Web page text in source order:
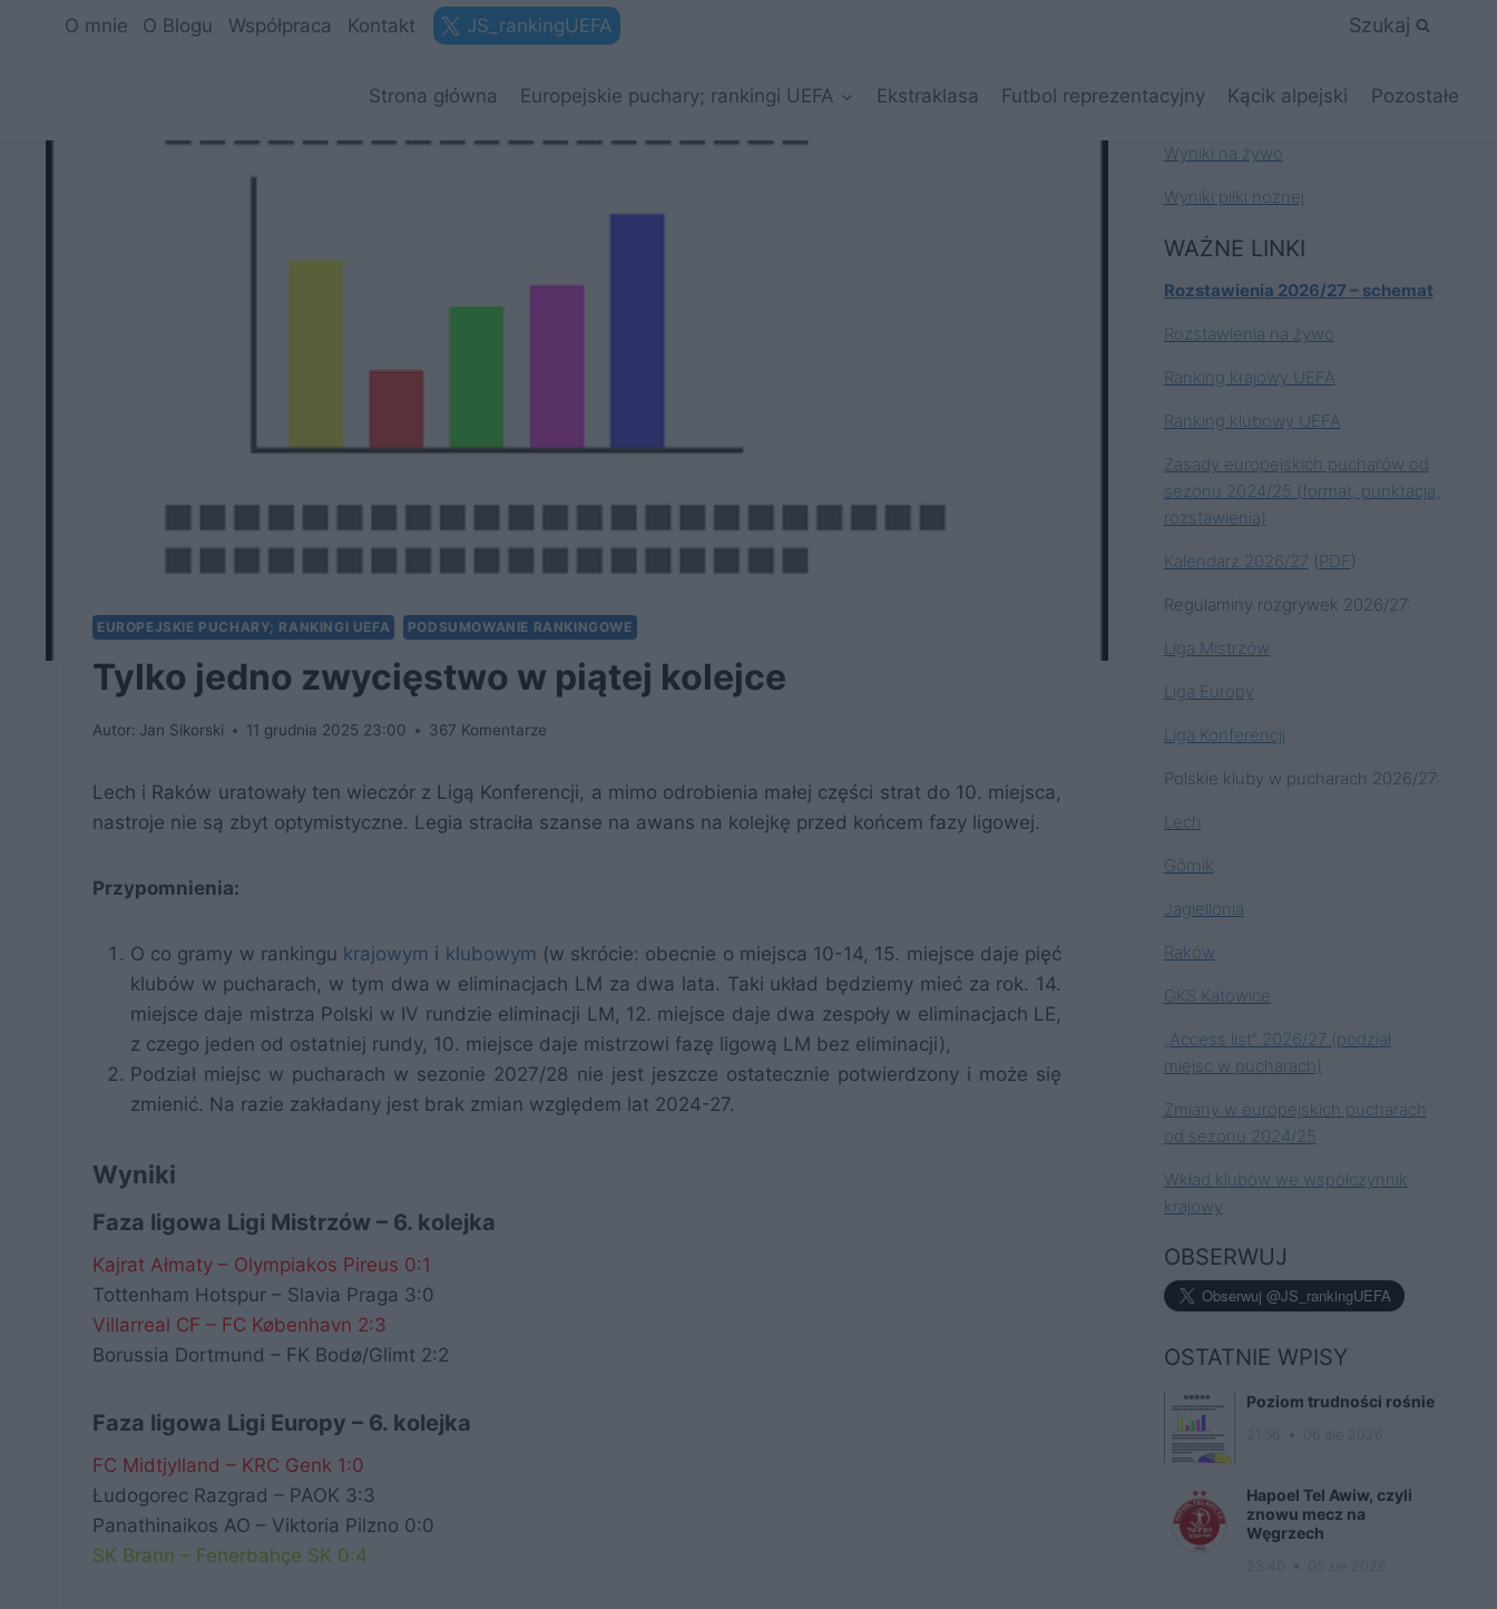
O mnie O Blogu Współpraca Kontakt JS_rankingUEFA Szukaj
Strona główna Europejskie puchary; rankingi UEFA Ekstraklasa Futbol reprezentacyjny Kącik alpejski Pozostałe
EUROPEJSKIE PUCHARY; RANKINGI UEFA PODSUMOWANIE RANKINGOWE
Tylko jedno zwycięstwo w piątej kolejce
Autor: Jan Sikorski 11 grudnia 2025 23:00 367 Komentarze
Lech i Raków uratowały ten wieczór z Ligą Konferencji, a mimo odrobienia małej części strat do 10. miejsca,
nastroje nie są zbyt optymistyczne. Legia straciła szanse na awans na kolejkę przed końcem fazy ligowej.
Przypomnienia:
O co gramy w rankingu krajowym i klubowym (w skrócie: obecnie o miejsca 10-14, 15. miejsce daje pięć
klubów w pucharach, w tym dwa w eliminacjach LM za dwa lata. Taki układ będziemy mieć za rok. 14.
miejsce daje mistrza Polski w IV rundzie eliminacji LM, 12. miejsce daje dwa zespoły w eliminacjach LE,
z czego jeden od ostatniej rundy, 10. miejsce daje mistrzowi fazę ligową LM bez eliminacji),
Podział miejsc w pucharach w sezonie 2027/28 nie jest jeszcze ostatecznie potwierdzony i może się
zmienić. Na razie zakładany jest brak zmian względem lat 2024-27.
Wyniki
Faza ligowa Ligi Mistrzów – 6. kolejka
Kajrat Ałmaty – Olympiakos Pireus 0:1
Tottenham Hotspur – Slavia Praga 3:0
Villarreal CF – FC København 2:3
Borussia Dortmund – FK Bodø/Glimt 2:2
Faza ligowa Ligi Europy – 6. kolejka
FC Midtjylland – KRC Genk 1:0
Łudogorec Razgrad – PAOK 3:3
Panathinaikos AO – Viktoria Pilzno 0:0
SK Brann – Fenerbahçe SK 0:4
Wyniki na żywo
Wyniki piłki nożnej
WAŻNE LINKI
Rozstawienia 2026/27 – schemat
Rozstawienia na żywo
Ranking krajowy UEFA
Ranking klubowy UEFA
Zasady europejskich pucharów od
sezonu 2024/25 (format, punktacja,
rozstawienia)
Kalendarz 2026/27 (PDF)
Regulaminy rozgrywek 2026/27:
Liga Mistrzów
Liga Europy
Liga Konferencji
Polskie kluby w pucharach 2026/27:
Lech
Górnik
Jagiellonia
Raków
GKS Katowice
„Access list” 2026/27 (podział
miejsc w pucharach)
Zmiany w europejskich pucharach
od sezonu 2024/25
Wkład klubów we współczynnik
krajowy
OBSERWUJ
OSTATNIE WPISY
Poziom trudności rośnie
Hapoel Tel Awiw, czyli
znowu mecz na
Węgrzech